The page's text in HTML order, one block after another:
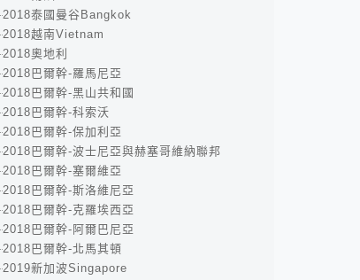
2018泰國曼谷Bangkok
2018越南Vietnam
2018奧地利
2018巴爾幹-羅馬尼亞
2018巴爾幹-黑山共和國
2018巴爾幹-科索沃
2018巴爾幹-保加利亞
2018巴爾幹-波士尼亞與赫塞哥維納聯邦
2018巴爾幹-塞爾維亞
2018巴爾幹-斯洛維尼亞
2018巴爾幹-克羅埃西亞
2018巴爾幹-阿爾巴尼亞
2018巴爾幹-北馬其頓
2019新加波Singapore